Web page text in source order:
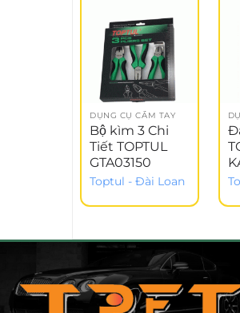
DỤNG CỤ CẦM TAY
Bộ kìm 3 Chi
Tiết TOPTUL
GTA03150
Toptul - Đài Loan